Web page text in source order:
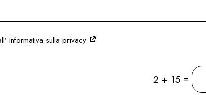
Informativa sulla privacy
2 + 15 =